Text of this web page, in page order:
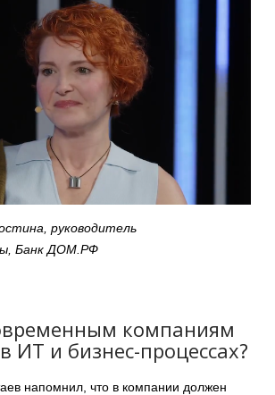
руководитель
Банк ДОМ.РФ
компаниям
ИТ и бизнес-процессах?
напомнил, что в компании должен